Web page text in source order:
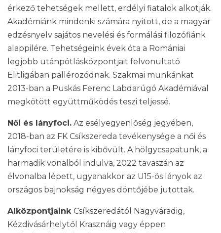
érkező tehetségek mellett, erdélyi fiatalok alkotják.
Akadémiánk mindenki számára nyitott, de a magyar
edzésnyelv sajátos nevelési és formálási filozófiánk
alappilére. Tehetségeink évek óta a Romániai
legjobb utánpótlásközpontjait felvonultató
Elitligában pallérozódnak. Szakmai munkánkat
2013-ban a Puskás Ferenc Labdarúgó Akadémiával
megkötött együttműködés teszi teljessé.
Női és lányfoci. Az esélyegyenlőség jegyében,
2018-ban az FK Csíkszereda tevékenysége a női és
lányfoci területére is kibővült. A hölgycsapatunk, a
harmadik vonalból indulva, 2022 tavaszán az
élvonalba lépett, ugyanakkor az U15-ös lányok az
országos bajnokság négyes döntőjébe jutottak.
Alközpontjaink Csíkszeredától Nagyváradig,
Kézdivásárhelytől Krasznáig vagy éppen